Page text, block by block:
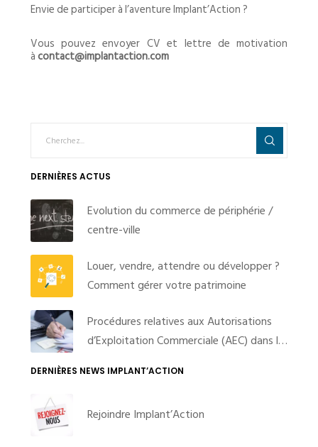
Envie de participer à l’aventure Implant’Action ?
Vous pouvez envoyer CV et lettre de motivation
àcontact@implantaction.com
DERNIÈRES ACTUS
Evolution du commerce de périphérie /
centre-ville
Louer, vendre, attendre ou développer ?
Comment gérer votre patrimoine
Procédures relatives aux Autorisations
d’Exploitation Commerciale (AEC) dans le
gouvernement revoit sa copie
DERNIÈRES NEWS IMPLANT’ACTION
Rejoindre Implant’Action